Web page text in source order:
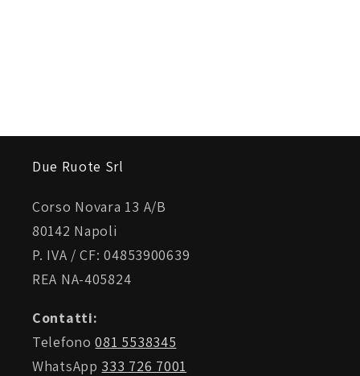
Due Ruote Srl
Corso Novara 13 A/B
80142 Napoli
P. IVA / CF: 04853900639
REA NA-405824
Contatti:
Telefono081 5538345
WhatsApp 333 726 7001